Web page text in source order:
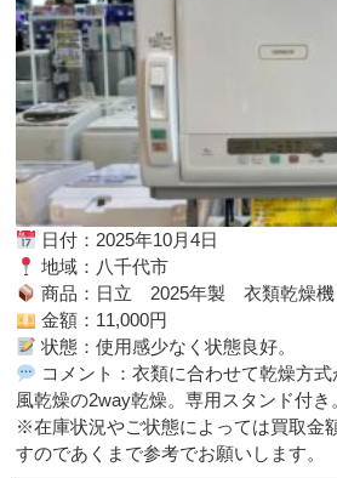
日付：2025年10月4日
地域：八千代市
商品：日立 2025年製 衣類乾燥
金額：11,000円
状態：使用感少なく状態良好。
コメント：衣類に合わせて乾燥方
風乾燥の2way乾燥。専用スタンド付き
※在庫状況やご状態によっては買取金
すのであくまで参考でお願いします。